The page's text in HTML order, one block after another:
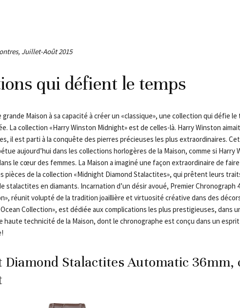
Juillet-Août 2015
qui défient le temps
Maison à sa capacité à créer un «classique», une collection qui défie
La collection «Harry Winston Midnight» est de celles-là. Harry Winston
il est parti à la conquête des pierres précieuses les plus extraordinaires.
aujourd’hui dans les collections horlogères de la Maison, comme si Harry
le cœur des femmes. La Maison a imaginé une façon extraordinaire de
pièces de la collection «Midnight Diamond Stalactites», qui prêtent leurs
stalactites en diamants. Incarnation d’un désir avoué, Premier Chronograph
réunit volupté de la tradition joaillière et virtuosité créative dans des
Collection», est dédiée aux complications les plus prestigieuses, dans
haute technicité de la Maison, dont le chronographe est conçu dans un
Diamond Stalactites Automatic 36mm,